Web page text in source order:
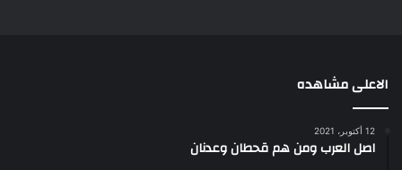
الاعلى مشاهده
12 أكتوبر، 2021
اصل العرب ومن هم قحطان وعدنان